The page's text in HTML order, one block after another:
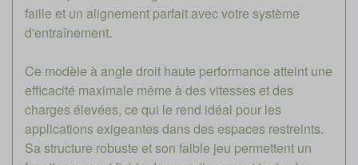
faille et un alignement parfait avec votre système
d'entraînement.
Ce modèle à angle droit haute performance atteint une
efficacité maximale même à des vitesses et des
charges élevées, ce qui le rend idéal pour les
applications exigeantes dans des espaces restreints.
Sa structure robuste et son faible jeu permettent un